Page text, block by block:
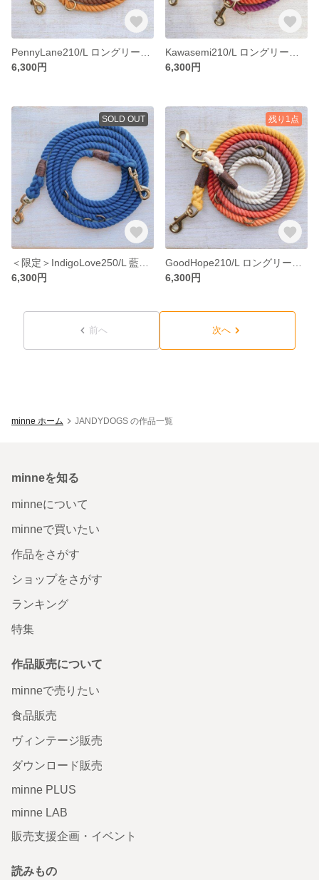
6,300円
6,300円
SOLD OUT
6,300円
残り1点
6,300円
前へ 次へ
minne ホーム JANDYDOGS の作品一覧
minneを知る
minneについて
minneで買いたい
作品をさがす
ショップをさがす
ランキング
特集
作品販売について
minneで売りたい
食品販売
ヴィンテージ販売
ダウンロード販売
minne PLUS
minne LAB
販売支援企画・イベント
読みもの